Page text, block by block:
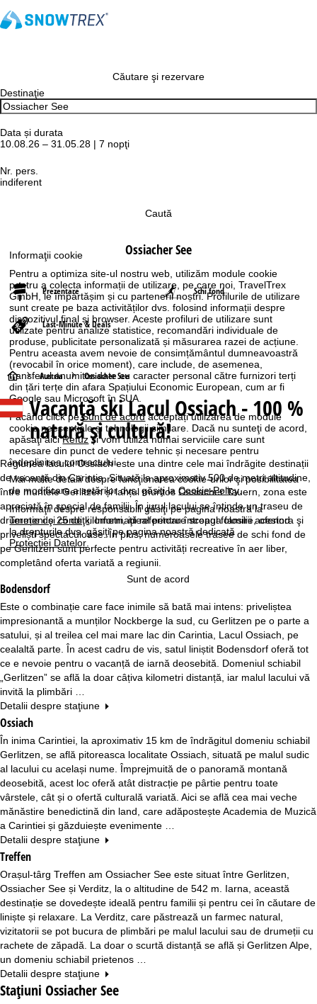
Informaţii cookie
Pentru a optimiza site-ul nostru web, utilizăm module cookie
pentru a colecta informații de utilizare, pe care noi, TravelTrex
GmbH, le împărtășim și cu partenerii noștri. Profilurile de utilizare
sunt create pe baza activităților dvs. folosind informații despre
dispozitivul final și browser. Aceste profiluri de utilizare sunt
utilizate pentru analize statistice, recomandări individuale de
produse, publicitate personalizată și măsurarea razei de acțiune.
Pentru aceasta avem nevoie de consimțământul dumneavoastră
(revocabil în orice moment), care include, de asemenea,
transferul anumitor date cu caracter personal către furnizori terți
din țări terțe din afara Spațiului Economic European, cum ar fi
Google sau Microsoft în SUA.
Făcând click peSunt de acordacceptați utilizarea de module
cookie neesențiale și tehnologii similare. Dacă nu sunteţi de acord,
apăsaţi aiciRefuzși vom utiliza numai serviciile care sunt
necesare din punct de vedere tehnic și necesare pentru
îndeplinirea contractului.
Mai multe detalii despre funcţionarea cookie-urilor şi posibilitatea
de modificare a setărilor dvs. găsiţi laCookie-Policy.
Informaţii despre responsabili găsiţi pe pagina noastră la
Termeni şi condiţii. Informaţii referitoare scopul folosirii acestora şi
la drepturile dvs. găsiţi pe pagina noastră dedicată
Protecţiei Datelor
Sunt de acord
Căutare şi rezervare
Destinaţie
Data și durata
10.08.26 – 31.05.28 | 7 nopţi
Nr. pers.
indiferent
Caută
Ossiacher See
Prezentare Schi fond
Last-Minute & Deals
A
c
a
s
ă
Austria Ossiacher See
Vacanță ski Lacul Ossiach - 100 %
natură şi cultură!
Regiunea lacului Ossiach este una dintre cele mai îndrăgite destinații
de vacanță din Carintia. Situată la aproximativ 500 de metri altitudine,
între muntele Gerlitzen și lanțul muntos Ossiacher Tauern, zona este
apreciată în special de familii. În jurul lacului se întinde un traseu de
drumeție de 25 de kilometri, ideal pentru întreaga familie, oferind
priveliști spectaculoase. În plus, numeroasele trasee de schi fond de
pe Gerlitzen sunt perfecte pentru activități recreative în aer liber,
completând oferta variată a regiunii.
Bodensdorf
Este o combinație care face inimile să bată mai intens: priveliștea
impresionantă a munților Nockberge la sud, cu Gerlitzen pe o parte a
satului, și al treilea cel mai mare lac din Carintia, Lacul Ossiach, pe
cealaltă parte. În acest cadru de vis, satul liniștit Bodensdorf oferă tot
ce e nevoie pentru o vacanță de iarnă deosebită. Domeniul schiabil
„Gerlitzen” se află la doar câțiva kilometri distanță, iar malul lacului vă
invită la plimbări …
Detalii despre staţiune
Ossiach
În inima Carintiei, la aproximativ 15 km de îndrăgitul domeniu schiabil
Gerlitzen, se află pitoreasca localitate Ossiach, situată pe malul sudic
al lacului cu același nume. Împrejmuită de o panoramă montană
deosebită, acest loc oferă atât distracție pe pârtie pentru toate
vârstele, cât și o ofertă culturală variată. Aici se află cea mai veche
mănăstire benedictină din land, care adăpostește Academia de Muzică
a Carintiei și găzduiește evenimente …
Detalii despre staţiune
Treffen
Orașul-târg Treffen am Ossiacher See este situat între Gerlitzen,
Ossiacher See și Verditz, la o altitudine de 542 m. Iarna, această
destinație se dovedește ideală pentru familii și pentru cei în căutare de
liniște și relaxare. La Verditz, care păstrează un farmec natural,
vizitatorii se pot bucura de plimbări pe malul lacului sau de drumeții cu
rachete de zăpadă. La doar o scurtă distanță se află și Gerlitzen Alpe,
un domeniu schiabil prietenos …
Detalii despre staţiune
Staţiuni Ossiacher See